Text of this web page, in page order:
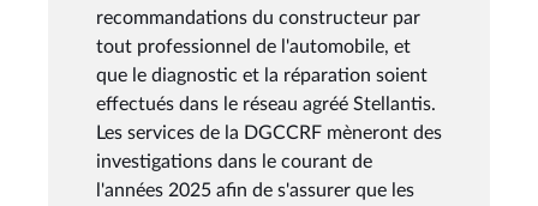
recommandations du constructeur par
tout professionnel de l'automobile, et
que le diagnostic et la réparation soient
effectués dans le réseau agréé Stellantis.
Les services de la DGCCRF mèneront des
investigations dans le courant de
l'années 2025 afin de s'assurer que les